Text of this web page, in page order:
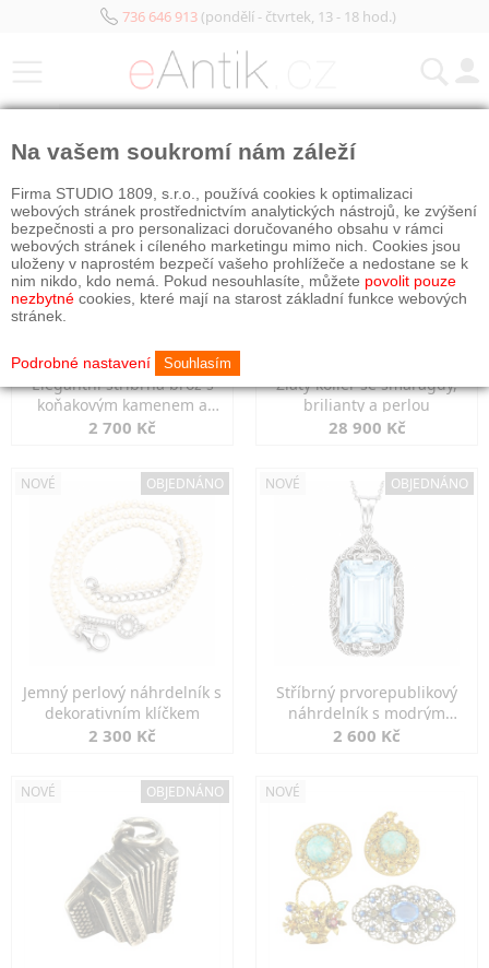
736 646 913(pondělí - čtvrtek, 13 - 18 hod.)
Elegantní stříbrná brož s
koňakovým kamenem a
markazity
2 700 Kč
Zlatý kolier se smaragdy,
brilianty a perlou
28 900 Kč
NOVÉ OBJEDNÁNO
Jemný perlový náhrdelník s
dekorativním klíčkem
2 300 Kč
NOVÉ OBJEDNÁNO
Stříbrný prvorepublikový
náhrdelník s modrým
spinelem
2 600 Kč
NOVÉ OBJEDNÁNO NOVÉ
Na vašem soukromí nám záleží
Firma STUDIO 1809, s.r.o., používá cookies k optimalizaci
webových stránek prostřednictvím analytických nástrojů, ke zvýšení
bezpečnosti a pro personalizaci doručovaného obsahu v rámci
webových stránek i cíleného marketingu mimo nich. Cookies jsou
uloženy v naprostém bezpečí vašeho prohlížeče a nedostane se k
nim nikdo, kdo nemá. Pokud nesouhlasíte, můžete povolit pouze
nezbytné cookies, které mají na starost základní funkce webových
stránek.
Podrobné nastavení Souhlasím